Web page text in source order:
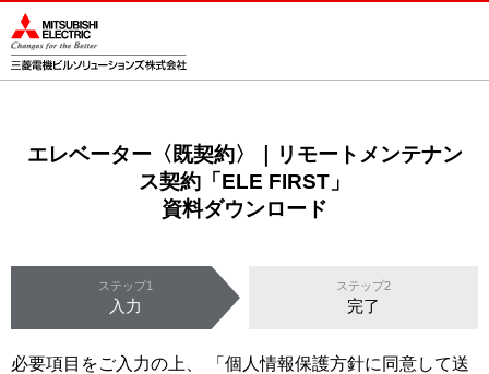
エレベーター〈既契約〉｜リモートメンテナン
ス契約「ELE FIRST」
資料ダウンロード
ステップ1
入力
ステップ2
完了
必要項目をご入力の上、 「 個人情報保護方針に同意して送